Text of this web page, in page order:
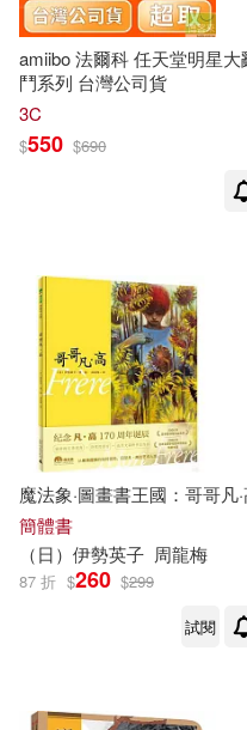
Taki & Poh(1)
Vagnon編輯團隊(1)
[日]小林斗盫(1)
[法]奧齊亞 拉布爾代
[法]布達讓(1)
[法]布魯諾‧莫朗迪
[法]杜爾哥(1)
[法]貝爾當‧桑帝尼 文
圖(1)
上海科學普及出版社
中國人民公安大學出
中國人民大學出版社
中國人民解放軍出
中國國際廣播出版社
中國地圖出版社(1)
amiibo 法爾科 任天堂明星大
鬥系列 台灣公司貨
3C
$550 $690
魔法象·圖畫書王國：哥哥凡
簡體書
（日）伊勢英子 周龍梅
87 折 $260 $299
試閱